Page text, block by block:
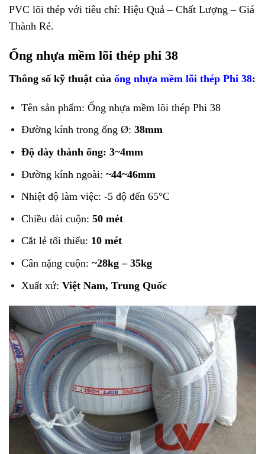
PVC lõi thép với tiêu chí: Hiệu Quả – Chất Lượng – Giá
Thành Rẻ.
Ống nhựa mềm lõi thép phi 38
Thông số kỹ thuật của ống nhựa mềm lõi thép Phi 38:
Tên sản phẩm: Ống nhựa mềm lõi thép Phi 38
Đường kính trong ống Ø: 38mm
Độ dày thành ống: 3~4mm
Đường kính ngoài: ~44~46mm
Nhiệt độ làm việc: -5 độ đến 65°C
Chiều dài cuộn: 50 mét
Cắt lẻ tối thiểu: 10 mét
Cân nặng cuộn: ~28kg – 35kg
Xuất xứ: Việt Nam, Trung Quốc